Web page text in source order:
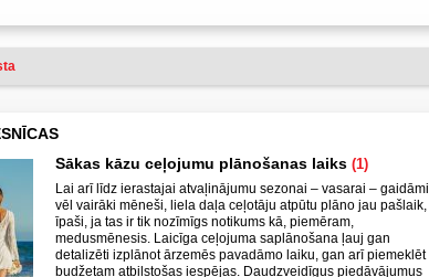
Sākas kāzu ceļojumu plānošanas laiks (1)
Lai arī līdz ierastajai atvaļinājumu sezonai – vasarai – gaidāmi
vēl vairāki mēneši, liela daļa ceļotāju atpūtu plāno jau pašlaik,
īpaši, ja tas ir tik nozīmīgs notikums kā, piemēram,
medusmēnesis. Laicīga ceļojuma saplānošana ļauj gan
detalizēti izplānot ārzemēs pavadāmo laiku, gan arī piemeklēt
budžetam atbilstošas iespējas. Daudzveidīgus piedāvājumus